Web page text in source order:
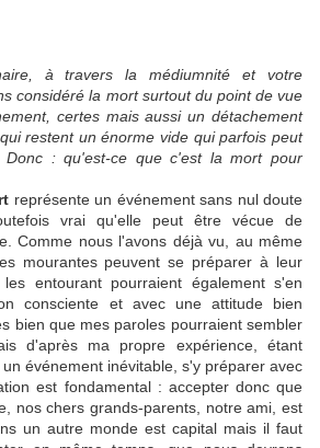
à travers la médiumnité et votre
considéré la mort surtout du point de vue
certes mais aussi un détachement
restent un énorme vide qui parfois peut
Donc : qu'est-ce que c'est la mort pour
représente un événement sans nul doute
vrai qu'elle peut être vécue de
Comme nous l'avons déjà vu, au même
mourantes peuvent se préparer à leur
entourant pourraient également s'en
consciente et avec une attitude bien
bien que mes paroles pourraient sembler
d'après ma propre expérience, étant
événement inévitable, s'y préparer avec
est fondamental : accepter donc que
nos chers grands-parents, notre ami, est
un autre monde est capital mais il faut